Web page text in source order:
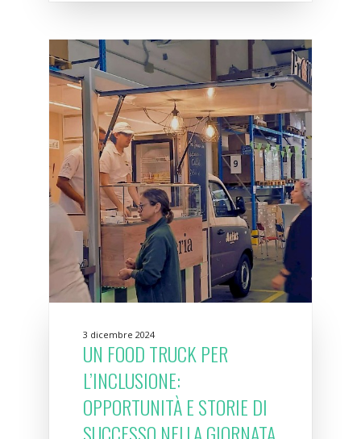
3 dicembre 2024
UN FOOD TRUCK PER
L’INCLUSIONE:
OPPORTUNITÀ E STORIE DI